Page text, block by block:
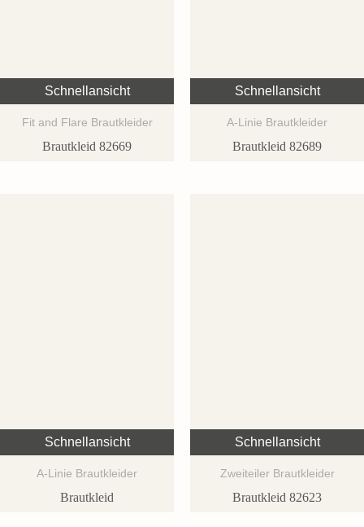
Schnellansicht
Fit and Flare Brautkleider
Brautkleid 82669
Schnellansicht
A-Linie Brautkleider
Brautkleid 82689
Schnellansicht
A-Linie Brautkleider
Brautkleid
Schnellansicht
Zweiteiler Brautkleider
Brautkleid 82623